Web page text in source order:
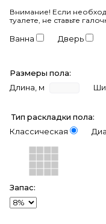
Внимание! Если
туалете, не ставьте
Ванна Дверь
Размеры пола:
Длина, м
Тип раскладки пола:
Классическая
Запас: